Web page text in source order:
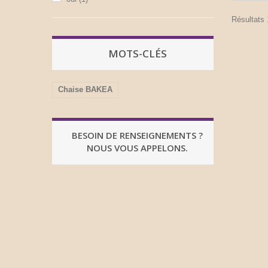
MOTS-CLÉS
Chaise BAKEA
BESOIN DE RENSEIGNEMENTS ?
NOUS VOUS APPELONS.
Résultats